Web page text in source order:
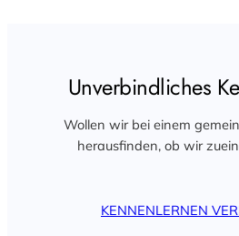
Unverbindliches
Wollen wir bei einem
herausfinden, ob wir
KENNENLERNEN